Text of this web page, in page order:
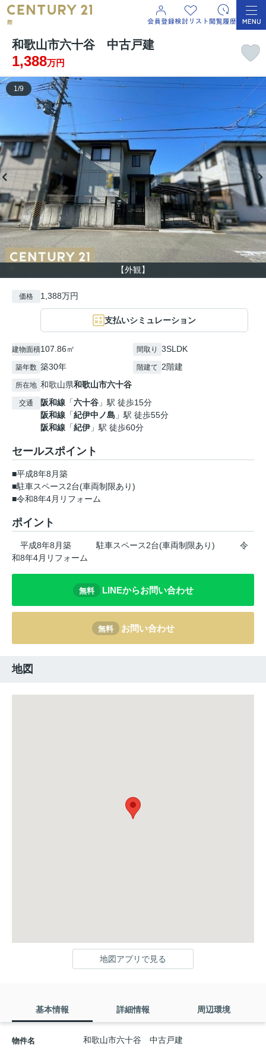
和歌山市六十谷 中古戸建
1,388万円
【外観】
1/9
価格 1,388万円
支払いシミュレーション
建物面積107.86㎡ 間取り 3SLDK
築年数 築30年 階建て 2階建
所在地 和歌山県和歌山市六十谷
交通 阪和線 「六十谷 」駅 徒歩15分
阪和線 「紀伊中ノ島 」駅 徒歩55分
阪和線 「紀伊 」駅 徒歩60分
セールスポイント
■平成8年8月築
■駐車スペース2台(車両制限あり)
■令和8年4月リフォーム
ポイント
平成8年8月築 駐車スペース2台(車両制限あり)
令
和8年4月リフォーム
無料 LINEからお問い合わせ
無料 お問い合わせ
地図
地図アプリで見る
基本情報 詳細情報 周辺環境
物件名 和歌山市六十谷 中古戸建